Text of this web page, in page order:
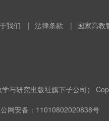
我们 | 法律条款 | 国家高教
与研究出版社旗下子公司）
网安备：11010802020838号